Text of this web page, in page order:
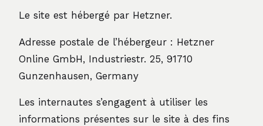
Le site est hébergé par Hetzner.
Adresse postale de l’hébergeur : Hetzner
Online GmbH, Industriestr. 25, 91710
Gunzenhausen, Germany
Les internautes s’engagent à utiliser les
informations présentes sur le site à des fins